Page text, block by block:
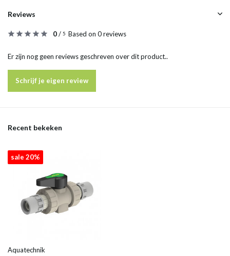
Reviews
0/ 5 Based on 0 reviews
Er zijn nog geen reviews geschreven over dit product..
Schrijf je eigen review
Recent bekeken
sale 20%
Aquatechnik